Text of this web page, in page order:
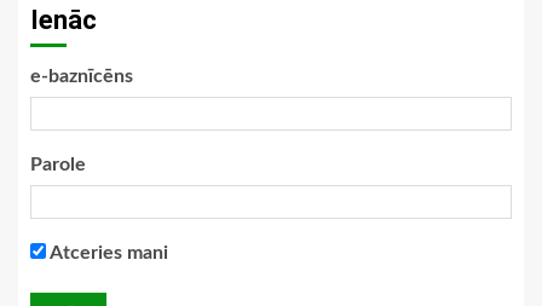
Ienāc
e-baznīcēns
Parole
Atceries mani